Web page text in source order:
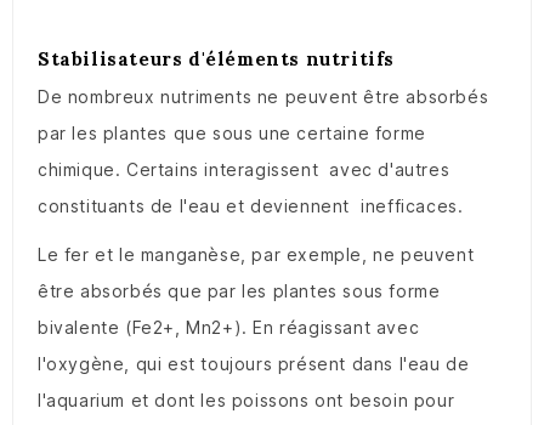
Stabilisateurs d'éléments nutritifs
De nombreux nutriments ne peuvent être absorbés
par les plantes que sous une certaine forme
chimique. Certains interagissent avec d'autres
constituants de l'eau et deviennent inefficaces.
Le fer et le manganèse, par exemple, ne peuvent
être absorbés que par les plantes sous forme
bivalente (Fe2+, Mn2+). En réagissant avec
l'oxygène, qui est toujours présent dans l'eau de
l'aquarium et dont les poissons ont besoin pour